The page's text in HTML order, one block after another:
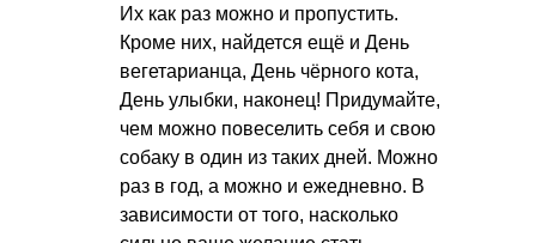
Их как раз можно и пропустить.
Кроме них, найдется ещё и День
вегетарианца, День чёрного кота,
День улыбки, наконец! Придумайте,
чем можно повеселить себя и свою
собаку в один из таких дней. Можно
раз в год, а можно и ежедневно. В
зависимости от того, насколько